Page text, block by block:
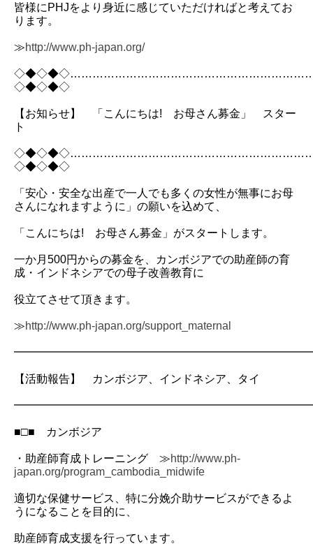
皆様にPHJをより身近に感じていただければと考えてお
ります。
≫http://www.ph-japan.org/
◇◆◇◆◇
【お知らせ】 「こんにちは! お母さん募金」 スター
ト
◇◆◇◆◇
「安心・安全な出産で一人でも多くの女性が無事にお母
さんになれますように」の願いを込めて、
「こんにちは! お母さん募金」がスタートします。
一か月500円からの募金を、カンボジアでの助産師の育
成・インドネシアでの母子改善教育に
役立てさせて頂きます。
≫http://www.ph-japan.org/support_maternal
【活動報告】 カンボジア、インドネシア、タイ
■□■ カンボジア
・助産師育成トレーニング ≫http://www.ph-
japan.org/program_cambodia_midwife
適切な保健サービス、特に分娩介助サービスができるよ
うになることを目的に、
助産師育成支援を行っています。